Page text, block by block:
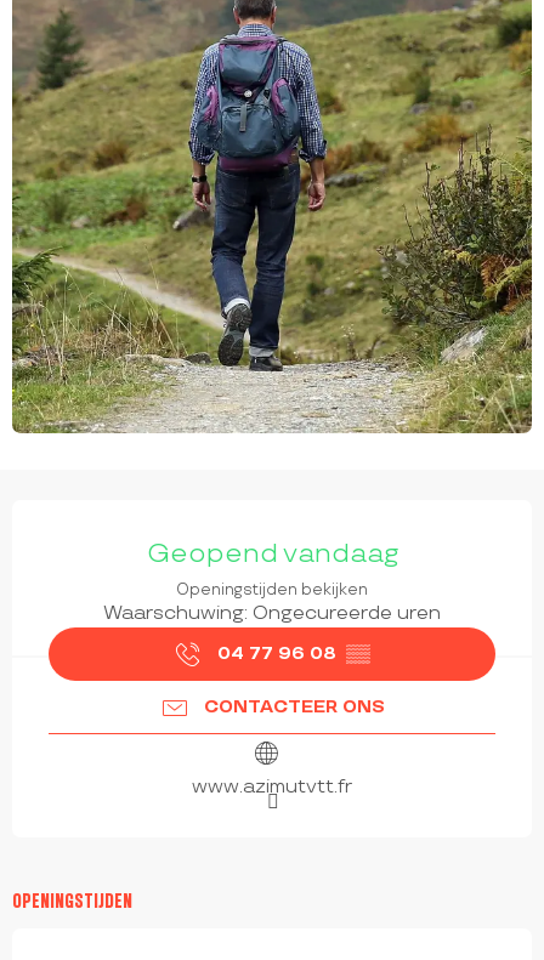
Geopend vandaag
Openingstijden bekijken
Waarschuwing: Ongecureerde uren
04 77 96 08 ▒▒
CONTACTEER ONS
www.azimutvtt.fr
OPENINGSTIJDEN